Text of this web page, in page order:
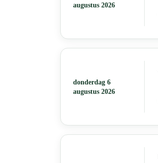
augustus 2026
donderdag 6
augustus 2026